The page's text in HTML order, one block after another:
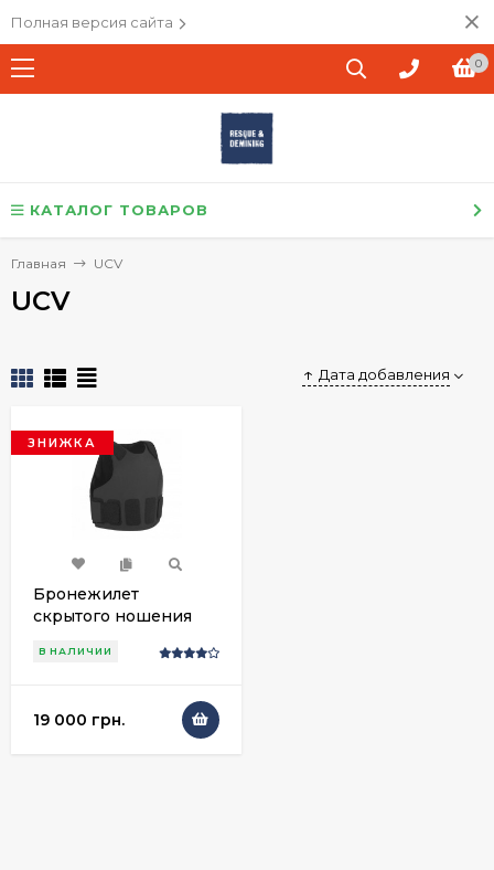
Полная версия сайта
0
КАТАЛОГ ТОВАРОВ
Главная UCV
UCV
Дата добавления
ЗНИЖКА
Бронежилет
скрытого ношения
В НАЛИЧИИ
19 000 грн.